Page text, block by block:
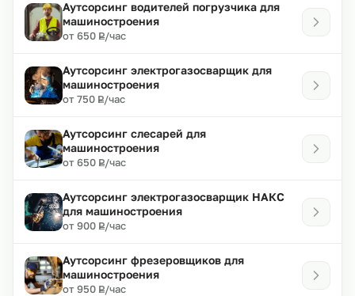
Аутсорсинг водителей погрузчика для
машиностроения
от 650 ₽
Р/час
Аутсорсинг электрогазосварщик для
машиностроения
от 750 ₽
Р/час
Аутсорсинг слесарей для
машиностроения
от 650 ₽
Р/час
Аутсорсинг электрогазосварщик НАКС
для машиностроения
от 900 ₽
Р/час
Аутсорсинг фрезеровщиков для
машиностроения
от 950 ₽
Р/час